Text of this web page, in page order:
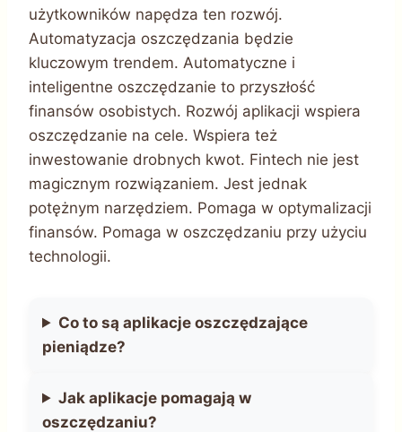
użytkowników napędza ten rozwój.
Automatyzacja oszczędzania będzie
kluczowym trendem. Automatyczne i
inteligentne oszczędzanie to przyszłość
finansów osobistych. Rozwój aplikacji wspiera
oszczędzanie na cele. Wspiera też
inwestowanie drobnych kwot. Fintech nie jest
magicznym rozwiązaniem. Jest jednak
potężnym narzędziem. Pomaga w optymalizacji
finansów. Pomaga w oszczędzaniu przy użyciu
technologii.
Co to są aplikacje oszczędzające
pieniądze?
Jak aplikacje pomagają w
oszczędzaniu?